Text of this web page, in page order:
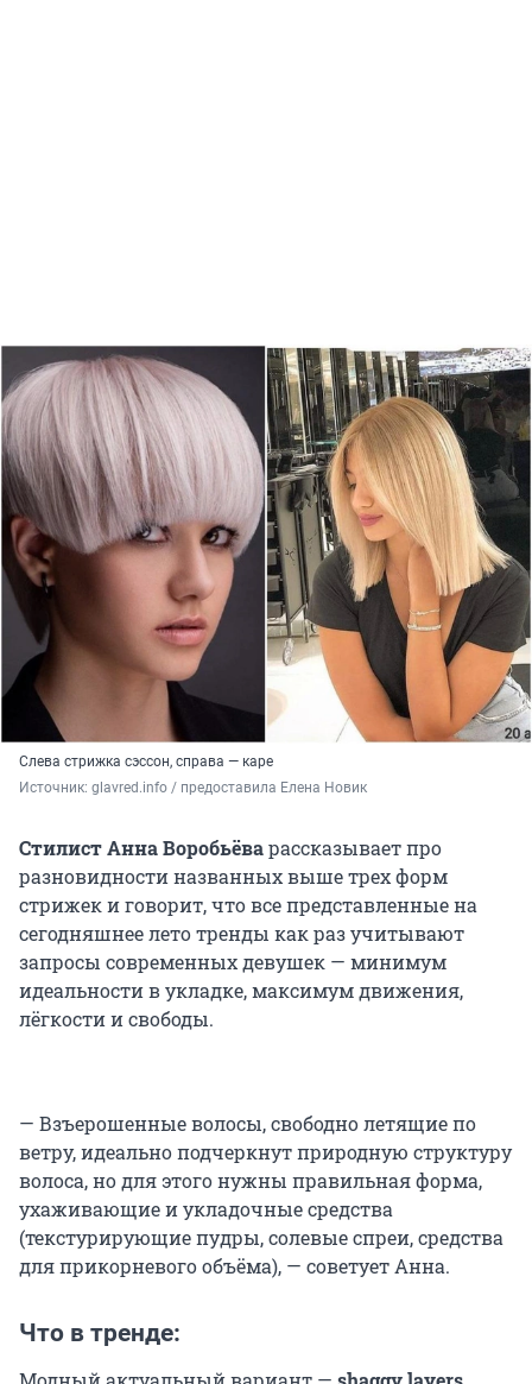
Слева стрижка сэссон, справа — каре
Источник: glavred.info / предоставила Елена Новик
Стилист Анна Воробьёварассказывает про
разновидности названных выше трех форм
стрижек и говорит, что все представленные на
сегодняшнее лето тренды как раз учитывают
запросы современных девушек — минимум
идеальности в укладке, максимум движения,
лёгкости и свободы.
— Взъерошенные волосы, свободно летящие по
ветру, идеально подчеркнут природную структуру
волоса, но для этого нужны правильная форма,
ухаживающие и укладочные средства
(текстурирующие пудры, солевые спреи, средства
для прикорневого объёма), — советует Анна.
Что в тренде: